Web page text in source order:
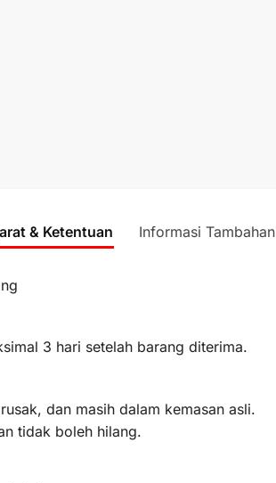
& Ketentuan Informasi Tambahan
3 hari setelah barang diterima.
dan masih dalam kemasan asli.
tidak boleh hilang.